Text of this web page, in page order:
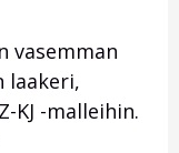
vasemman
laakeri,
KJ -malleihin.